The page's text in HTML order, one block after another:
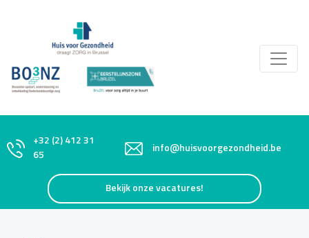
+32 (2) 412 31
65
info@huisvoorgezondheid.be
Bekijk onze vacatures!